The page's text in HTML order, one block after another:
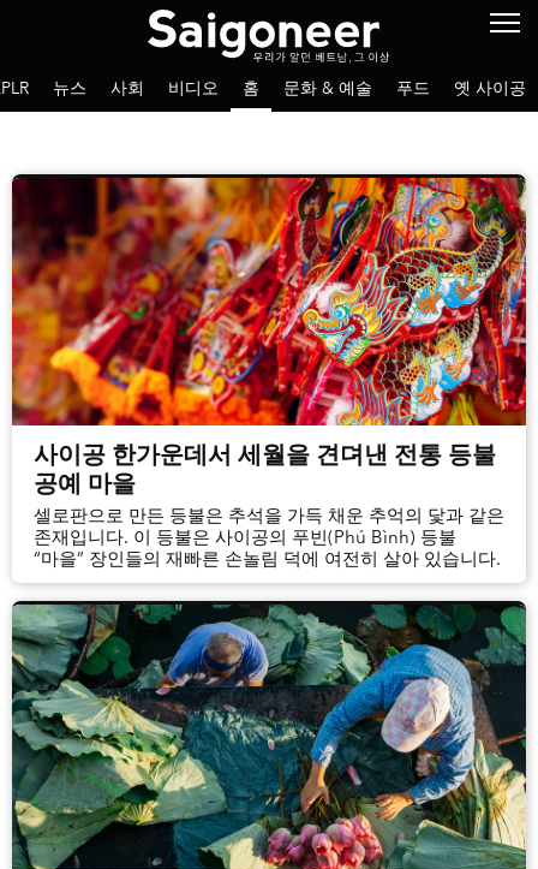
뉴스 사회 비디오 홈 문화 & 예술 푸드 옛 사이공
사이공 한가운데서 세월을 견뎌낸 전통 등불
공예 마을
셀로판으로 만든 등불은 추석을 가득 채운 추억의 닻과 같은
존재입니다. 이 등불은 사이공의 푸빈(Phú Bình) 등불
“마을” 장인들의 재빠른 손놀림 덕에 여전히 살아 있습니다.